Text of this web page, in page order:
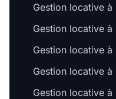
Gestion locative à
Gestion locative à
Gestion locative à
Gestion locative à
Gestion locative